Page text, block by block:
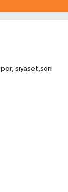
siyaset,son